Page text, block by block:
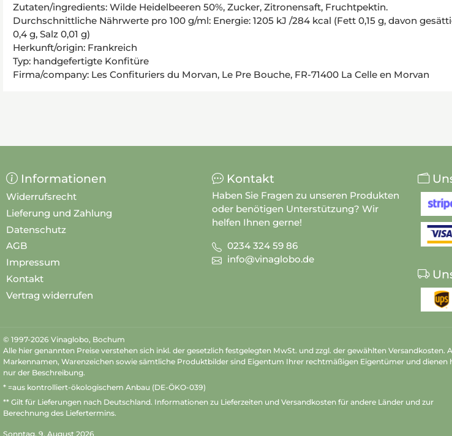
Zutaten/ingredients: Wilde Heidelbeeren 50%, Zucker, Zitronensaft, Fruchtpektin.
Durchschnittliche Nährwerte pro 100 g/ml: Energie: 1205 kJ /284 kcal (Fett 0,15 g, davon
0,4 g, Salz 0,01 g)
Herkunft/origin: Frankreich
Typ: handgefertigte Konfitüre
Firma/company: Les Confituriers du Morvan, Le Pre Bouche, FR-71400 La Celle en Morvan
Informationen
Widerrufsrecht
Lieferung und Zahlung
Datenschutz
AGB
Impressum
Kontakt
Vertrag widerrufen
Kontakt
Haben Sie Fragen zu unseren Produkten
oder benötigen Unterstützung? Wir
helfen Ihnen gerne!
0234 324 59 86
info@vinaglobo.de
© 1997-2026 Vinaglobo, Bochum
Alle hier genannten Preise verstehen sich inkl. der gesetzlich festgelegten MwSt. und zzgl. der gewählten Versandkosten.
Markennamen, Warenzeichen sowie sämtliche Produktbilder sind Eigentum Ihrer rechtmäßigen Eigentümer und dienen
nur der Beschreibung.
* =aus kontrolliert-ökologischem Anbau (DE-ÖKO-039)
** Gilt für Lieferungen nach Deutschland. Informationen zu Lieferzeiten und Versandkosten für andere Länder und zur
Berechnung des Liefertermins.
Sonntag, 9. August 2026